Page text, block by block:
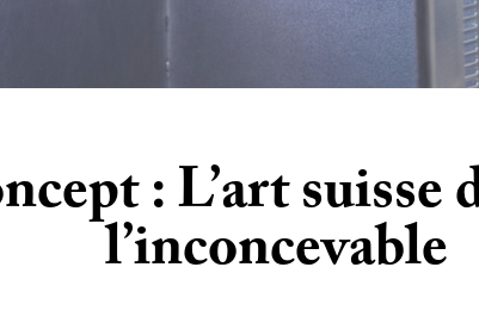
: L’art suisse
l’inconcevable